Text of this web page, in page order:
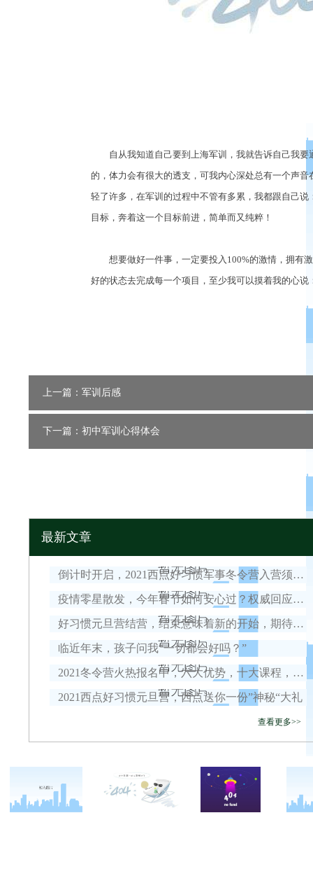
自从我知道自己要到上海军训，我就告诉自己我要
的，体力会有很大的透支，可我内心深处总有一个声
轻了许多，在军训的过程中不管有多累，我都跟自己
目标，奔着这一个目标前进，简单而又纯粹！
想要做好一件事，一定要投入100%的激情，拥有激
好的状态去完成每一个项目，至少我可以摸着我的心
上一篇：军训后感
下一篇：初中军训心得体会
最新文章
倒计时开启，2021西点好习惯军事冬令营入营须知！
疫情零星散发，今年春节如何安心过？权威回应来了！
好习惯元旦营结营，结束意味着新的开始，期待我们下一次的相遇！
临近年末，孩子问我“一切都会好吗？”
2021冬令营火热报名中，六大优势，十大课程，安全保障全面升级！
2021西点好习惯元旦营，西点送你一份”神秘“大礼
查看更多>>